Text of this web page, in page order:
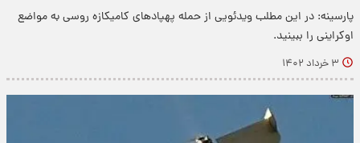
پارسینه: در این مطلب ویدئویی از حمله پهپادهای کامیکازه روسی به مواضع
اوکراینی را ببینید.
۳ خرداد ۱۴۰۲